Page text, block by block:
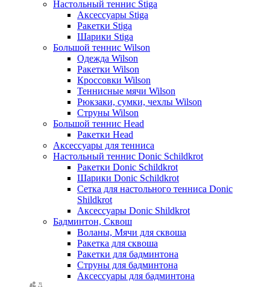
Настольный теннис Stiga
Аксессуары Stiga
Ракетки Stiga
Шарики Stiga
Большой теннис Wilson
Одежда Wilson
Ракетки Wilson
Кроссовки Wilson
Теннисные мячи Wilson
Рюкзаки, сумки, чехлы Wilson
Струны Wilson
Большой теннис Head
Ракетки Head
Аксессуары для тенниса
Настольный теннис Donic Schildkrot
Ракетки Donic Schildkrot
Шарики Donic Schildkrot
Сетка для настольного тенниса Donic
Shildkrot
Аксессуары Donic Shildkrot
Бадминтон, Сквош
Воланы, Мячи для сквоша
Ракетка для сквоша
Ракетки для бадминтона
Струны для бадминтона
Аксессуары для бадминтона